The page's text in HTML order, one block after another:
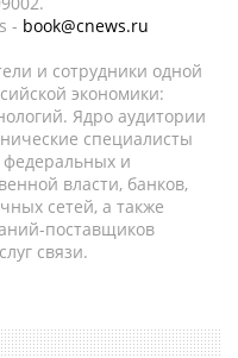
- book@cnews.ru
и сотрудники одной
экономики:
Ядро аудитории
специалисты
и
власти, банков,
сетей, а также
поставщиков
связи.